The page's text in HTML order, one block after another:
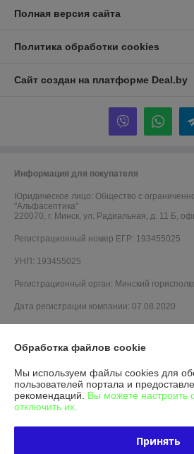
Полная версия сайта
Политика обработки cookies
Сайт создан на платформе Deal.by
Информация для покупателя
Юридическое лицо: Общество с
"Альфасептика"
220070, г. Минск, ул. Радиальная, д. 11 Б,
Регистрационный номер ЕГР: 193455025
УНП: 193455025
Регистрационный орган: Минский
Дата регистрации компании: 07.08.2020
Обработка файлов cookie
Мы используем файлы cookies для
пользователей портала и
рекомендаций. Вы можете настроить
отключить их.
Принять